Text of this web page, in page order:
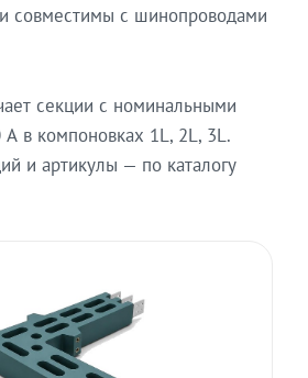
и совместимы с шинопроводами
секции с номинальными
в компоновках 1L, 2L, 3L.
и артикулы — по каталогу